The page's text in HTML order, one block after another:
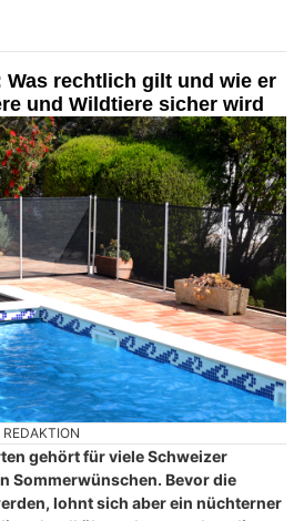
Was rechtlich gilt und wie er
und Wildtiere sicher wird
gehört für viele Schweizer
Sommerwünschen. Bevor die
lohnt sich aber ein nüchterner